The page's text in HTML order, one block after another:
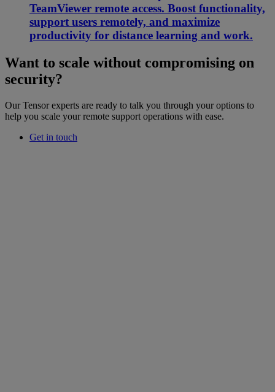
TeamViewer remote access. Boost functionality,
support users remotely, and maximize
productivity for distance learning and work.
Want to scale without compromising on
security?
Our Tensor experts are ready to talk you through your options to
help you scale your remote support operations with ease.
Get in touch